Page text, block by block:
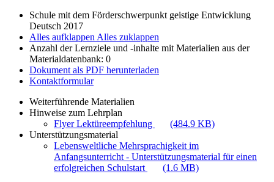
Schule mit dem Förderschwerpunkt geistige Entwicklung
Deutsch 2017
Alles aufklappen Alles zuklappen
Anzahl der Lernziele und -inhalte mit Materialien aus der
Materialdatenbank: 0
Dokument als PDF herunterladen
Kontaktformular
Weiterführende Materialien
Hinweise zum Lehrplan
Flyer Lektüreempfehlung
(484.9 KB)
Unterstützungsmaterial
Lebensweltliche Mehrsprachigkeit im
Anfangsunterricht - Unterstützungsmaterial für einen
erfolgreichen Schulstart
(1.6 MB)